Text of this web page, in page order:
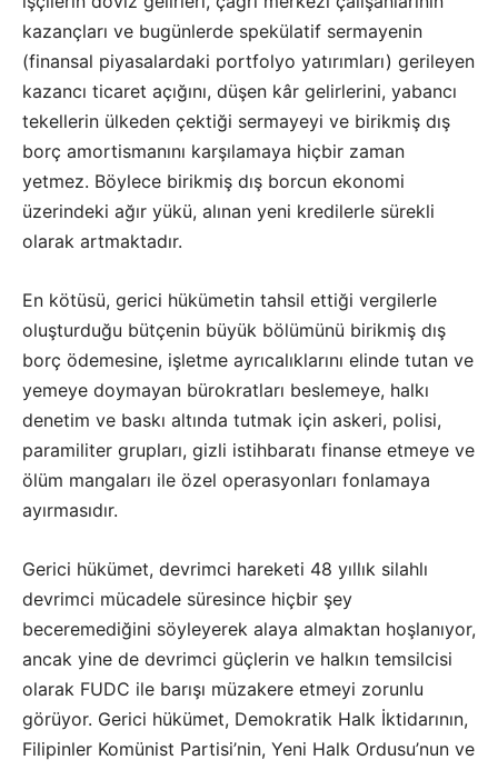
kazançları ve bugünlerde spekülatif sermayenin
(finansal piyasalardaki portfolyo yatırımları) gerileyen
kazancı ticaret açığını, düşen kâr gelirlerini, yabancı
tekellerin ülkeden çektiği sermayeyi ve birikmiş dış
borç amortismanını karşılamaya hiçbir zaman
yetmez. Böylece birikmiş dış borcun ekonomi
üzerindeki ağır yükü, alınan yeni kredilerle sürekli
olarak artmaktadır.
En kötüsü, gerici hükümetin tahsil ettiği vergilerle
oluşturduğu bütçenin büyük bölümünü birikmiş dış
borç ödemesine, işletme ayrıcalıklarını elinde tutan ve
yemeye doymayan bürokratları beslemeye, halkı
denetim ve baskı altında tutmak için askeri, polisi,
paramiliter grupları, gizli istihbaratı finanse etmeye ve
ölüm mangaları ile özel operasyonları fonlamaya
ayırmasıdır.
Gerici hükümet, devrimci hareketi 48 yıllık silahlı
devrimci mücadele süresince hiçbir şey
beceremediğini söyleyerek alaya almaktan hoşlanıyor,
ancak yine de devrimci güçlerin ve halkın temsilcisi
olarak FUDC ile barışı müzakere etmeyi zorunlu
görüyor. Gerici hükümet, Demokratik Halk İktidarının,
Filipinler Komünist Partisi’nin, Yeni Halk Ordusu’nun ve